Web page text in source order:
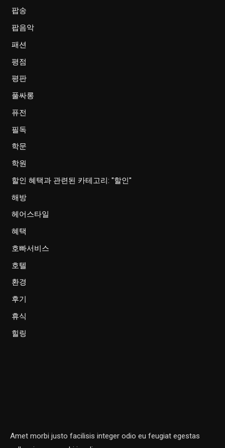
팝송
팝음악
패션
평점
평판
풀싸롱
퓨전
필독
학문
학원
할인 혜택과 관련된 카테고리: "할인"
해방
헤어스타일
혜택
호빠서비스
호텔
환경
후기
휴식
힐링
Amet morbi justo facilisis integer odio eu feugiat egestas